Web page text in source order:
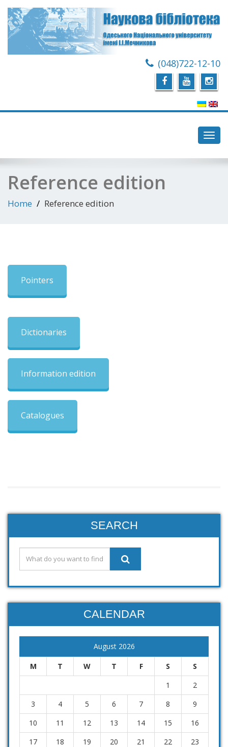
(048)722-12-10
Reference edition
Home Reference edition
Pointers
Dictionaries
Information edition
Catalogues
SEARCH
CALENDAR
August 2026
M T W T F S
S
1
2
3
4 5 6 7 8
9
10
11 12 13 14 15
16
17
18 19 20 21 22
23